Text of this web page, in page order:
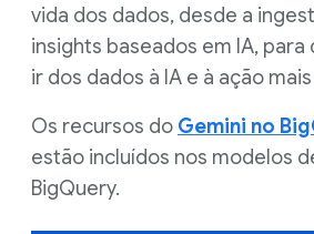
vida dos dados, desde a
insights baseados em IA, para
ir dos dados à IA e à ação
Os recursos do Gemini no
estão incluídos nos modelos
BigQuery.